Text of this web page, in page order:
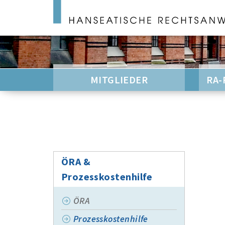
MITGLIEDER
ÖRA &
Prozesskostenhilfe
ÖRA
Prozesskostenhilfe